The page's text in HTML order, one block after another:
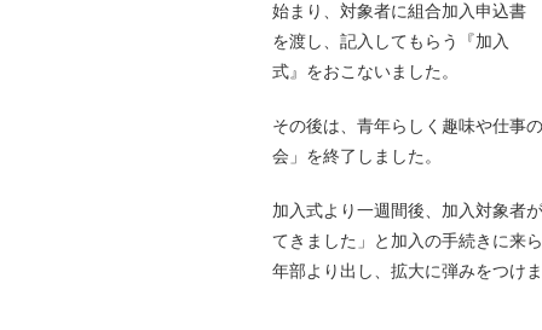
始まり、対象者に組合加入申込書
を渡し、記入してもらう『加入
式』をおこないました。
その後は、青年らしく趣味や仕事
会」を終了しました。
加入式より一週間後、加入対象者
てきました」と加入の手続きに来
年部より出し、拡大に弾みをつけ